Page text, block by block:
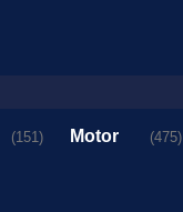
(151) Motor (475)